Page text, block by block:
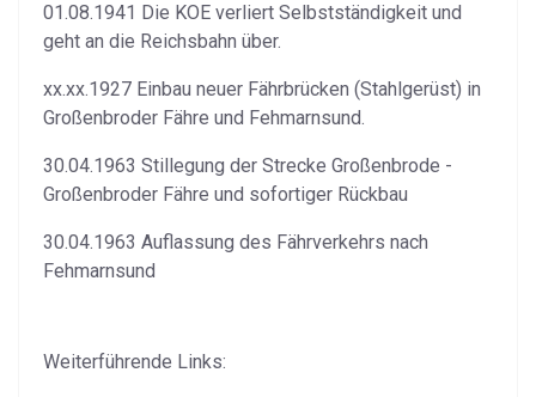
01.08.1941 Die KOE verliert Selbstständigkeit und
geht an die Reichsbahn über.
xx.xx.1927 Einbau neuer Fährbrücken (Stahlgerüst) in
Großenbroder Fähre und Fehmarnsund.
30.04.1963 Stillegung der Strecke Großenbrode -
Großenbroder Fähre und sofortiger Rückbau
30.04.1963 Auflassung des Fährverkehrs nach
Fehmarnsund
Weiterführende Links: